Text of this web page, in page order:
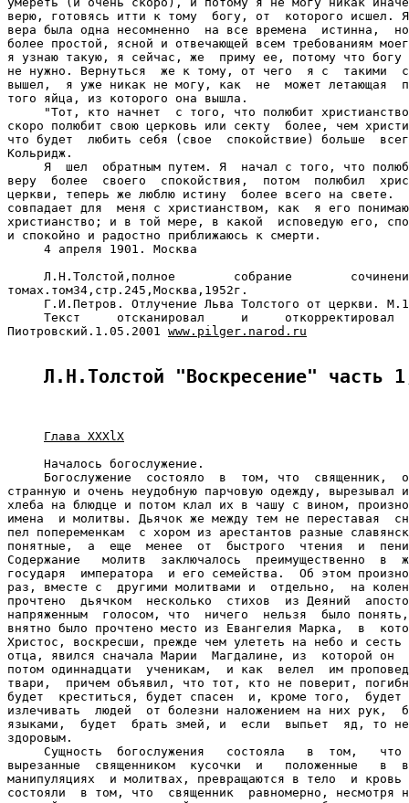
www.pilger.narod.ru
Л.Н.Толстой "Воскресение" часть
Глава XXXlX
     Началось богослужение.
Богослужение  состояло  в  том, что  священник,
странную и очень неудобную парчовую одежду, вырезывал
хлеба на блюдце и потом клал их в чашу с вином,
имена  и молитвы. Дьячок же между тем не переставая
пел попеременкам  с хором из арестантов разные
понятные,  а  еще  менее  от  быстрого  чтения  и
Содержание   молитв  заключалось  преимущественно  в
государя  императора  и его семейства.  Об этом
раз, вместе с  другими молитвами и  отдельно,  на
прочтено  дьячком  несколько  стихов  из Деяний
напряженным  голосом, что  ничего  нельзя  было
внятно было прочтено место из Евангелия Марка,  в
Христос, воскресши, прежде чем улететь на небо и сесть
отца, явился сначала Марии  Магдалине, из  которой он
потом одиннадцати  ученикам,  и как  велел  им
твари,  причем объявил, что тот, кто не поверит,
будет  креститься, будет спасен  и, кроме того,  будет
излечивать  людей  от болезни наложением на них рук,
языками,  будет  брать змей, и  если  выпьет  яд, то
здоровым.
Сущность  богослужения   состояла   в  том,   что
вырезанные  священником  кусочки  и   положенные   в
манипуляциях  и молитвах, превращаются в тело  и кровь
состояли  в том, что  священник  равномерно, несмотря